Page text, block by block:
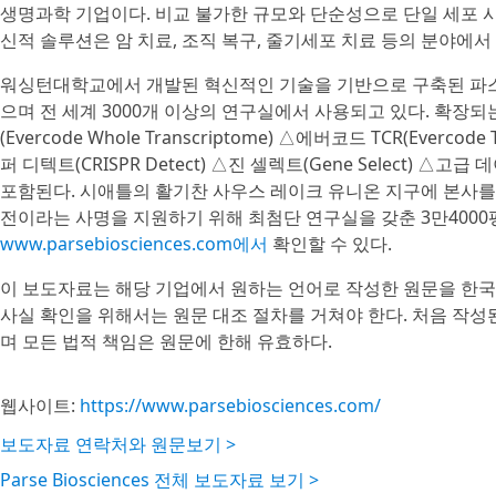
생명과학 기업이다. 비교 불가한 규모와 단순성으로 단일 세포
신적 솔루션은 암 치료, 조직 복구, 줄기세포 치료 등의 분야에
워싱턴대학교에서 개발된 혁신적인 기술을 기반으로 구축된
으며 전 세계 3000개 이상의 연구실에서 사용되고 있다. 확장
(Evercode Whole Transcriptome) △에버코드 TCR(Evercode
퍼 디텍트(CRISPR Detect) △진 셀렉트(Gene Select) △고급
포함된다. 시애틀의 활기찬 사우스 레이크 유니온 지구에 본사
전이라는 사명을 지원하기 위해 최첨단 연구실을 갖춘 3만
www.parsebiosciences.com에서 확인할 수 있다.
이 보도자료는 해당 기업에서 원하는 언어로 작성한 원문을 한
사실 확인을 위해서는 원문 대조 절차를 거쳐야 한다. 처음 작
며 모든 법적 책임은 원문에 한해 유효하다.
웹사이트: https://www.parsebiosciences.com/
보도자료 연락처와 원문보기 >
Parse Biosciences 전체 보도자료 보기 >